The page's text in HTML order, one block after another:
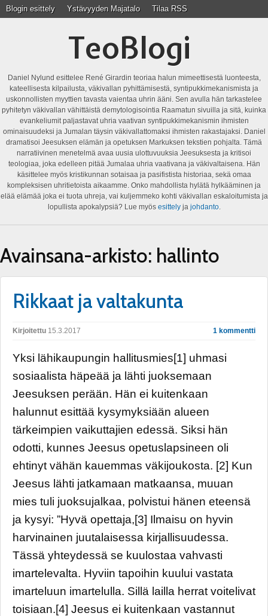
Blogin esittely Ystävyyden Majatalo Tilaa RSS
TeoBlogi
Daniel Nylund esittelee René Girardin teoriaa halun mimeettisestä luonteesta,
kateellisesta kilpailusta, väkivallan pyhittämisestä, syntipukkimekanismista ja
uskonnollisten myyttien tavasta vaientaa uhrin ääni. Sen avulla hän tarkastelee
pyhitetyn väkivallan vähittäistä demytologisointia Raamatun sivuilla ja sitä, kuinka
evankeliumit paljastavat uhria vaativan syntipukkimekanismin ihmisten
ominaisuudeksi ja Jumalan täysin väkivallattomaksi ihmisten rakastajaksi. Daniel
dramatisoi Jeesuksen elämän ja opetuksen Markuksen tekstien pohjalta. Tämä
narratiivinen menetelmä avaa uusia ulottuvuuksia Jeesuksesta ja kritisoi
teologiaa, joka edelleen pitää Jumalaa uhria vaativana ja väkivaltaisena. Hän
käsittelee myös kristikunnan sotaisaa ja pasifistista historiaa, sekä omaa
kompleksisen uhritietoista aikaamme. Onko mahdollista hylätä hylkääminen ja
elää elämää joka ei tuota uhreja, vai kuljemmeko kohti väkivallan eskaloitumista ja
lopullista apokalypsiä? Lue myös esittelyja johdanto.
Avainsana-arkisto: hallinto
Rikkaat ja valtakunta
Kirjoitettu 15.3.2017 1 kommentti
Yksi lähikaupungin hallitusmies[1] uhmasi
sosiaalista häpeää ja lähti juoksemaan
Jeesuksen perään. Hän ei kuitenkaan
halunnut esittää kysymyksiään alueen
tärkeimpien vaikuttajien edessä. Siksi hän
odotti, kunnes Jeesus opetuslapsineen oli
ehtinyt vähän kauemmas väkijoukosta. [2] Kun
Jeesus lähti jatkamaan matkaansa, muuan
mies tuli juoksujalkaa, polvistui hänen eteensä
ja kysyi: ”Hyvä opettaja,[3] Ilmaisu on hyvin
harvinainen juutalaisessa kirjallisuudessa.
Tässä yhteydessä se kuulostaa vahvasti
imartelevalta. Hyviin tapoihin kuului vastata
imarteluun imartelulla. Sillä lailla herrat voitelivat
toisiaan.[4] Jeesus ei kuitenkaan vastannut